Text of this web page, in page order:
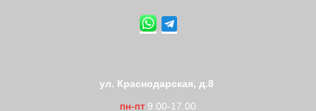
ул. Краснодарская, д.8
пн-пт9.00-17.00